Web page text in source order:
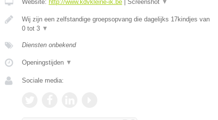
Website: http://www.kdvkleine-ik.be | Screenshot ▼
Wij zijn een zelfstandige groepsopvang die dagelijks 17kindjes van
0 tot 3 ▼
Diensten onbekend
Openingstijden ▼
Sociale media: